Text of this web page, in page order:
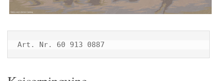
Art. Nr. 60 913 0887